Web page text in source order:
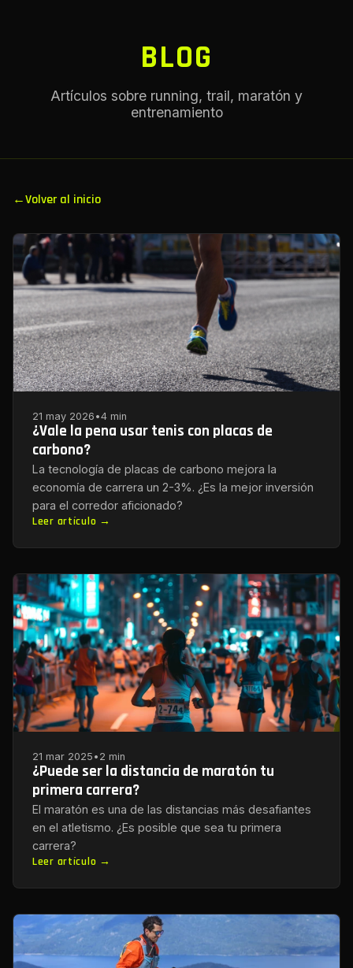
BLOG
Artículos sobre running, trail, maratón y
entrenamiento
←Volver al inicio
21 may 2026 •4 min
¿Vale la pena usar tenis con placas de
carbono?
La tecnología de placas de carbono mejora la
economía de carrera un 2-3%. ¿Es la mejor inversión
para el corredor aficionado?
Leer artículo →
21 mar 2025 • 2 min
¿Puede ser la distancia de maratón tu
primera carrera?
El maratón es una de las distancias más desafiantes
en el atletismo. ¿Es posible que sea tu primera
carrera?
Leer artículo →